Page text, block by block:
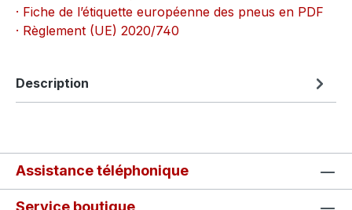
· Fiche de l’étiquette européenne des pneus en PDF
· Règlement (UE) 2020/740
Description
Assistance téléphonique
Service boutique